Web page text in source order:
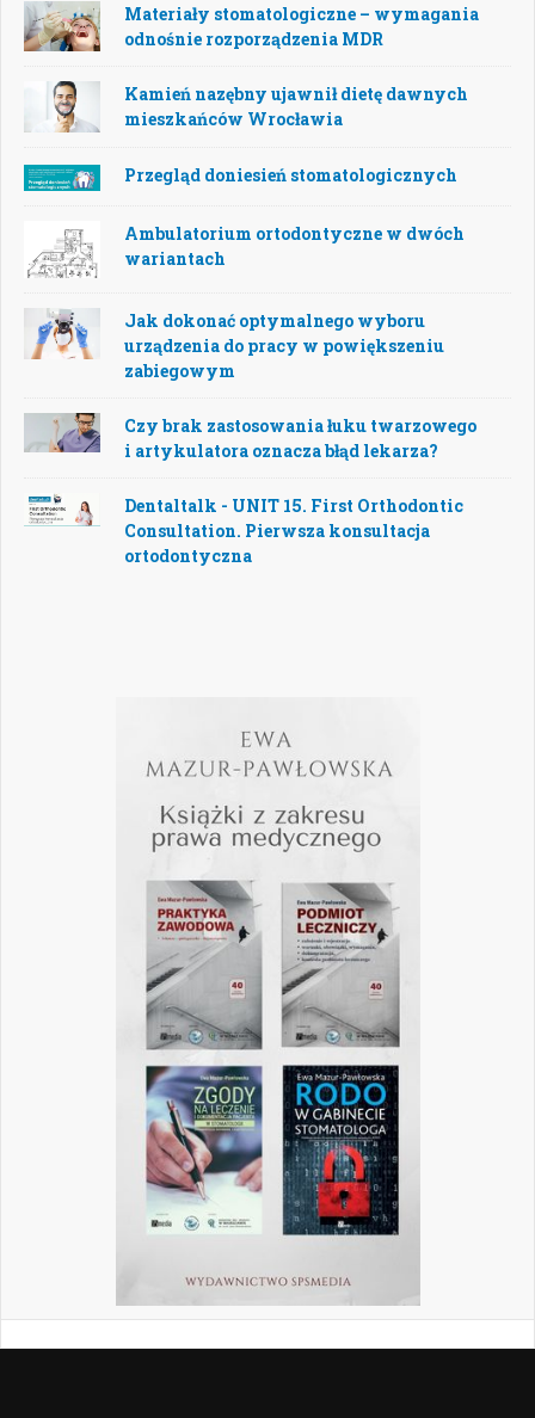
Materiały stomatologiczne – wymagania
odnośnie rozporządzenia MDR
Kamień nazębny ujawnił dietę dawnych
mieszkańców Wrocławia
Przegląd doniesień stomatologicznych
Ambulatorium ortodontyczne w dwóch
wariantach
Jak dokonać optymalnego wyboru
urządzenia do pracy w powiększeniu
zabiegowym
Czy brak zastosowania łuku twarzowego
i artykulatora oznacza błąd lekarza?
Dentaltalk - UNIT 15. First Orthodontic
Consultation. Pierwsza konsultacja
ortodontyczna